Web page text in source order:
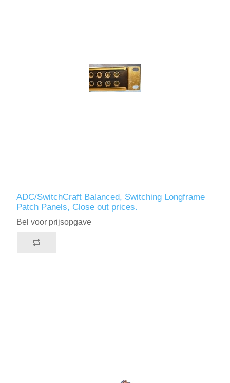
ADC/SwitchCraft Balanced, Switching Longframe
Patch Panels, Close out prices.
Bel voor prijsopgave